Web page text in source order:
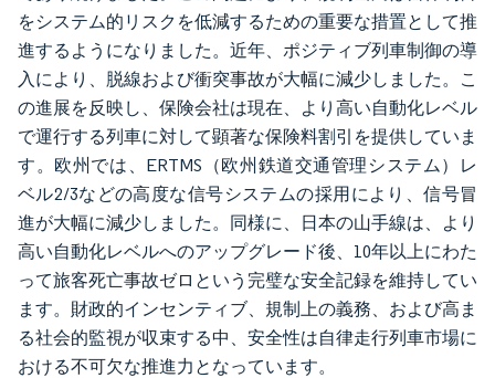
をシステム的リスクを低減するための重要な措置として推
進するようになりました。近年、ポジティブ列車制御の導
入により、脱線および衝突事故が大幅に減少しました。こ
の進展を反映し、保険会社は現在、より高い自動化レベル
で運行する列車に対して顕著な保険料割引を提供していま
す。欧州では、ERTMS（欧州鉄道交通管理システム）レ
ベル2/3などの高度な信号システムの採用により、信号冒
進が大幅に減少しました。同様に、日本の山手線は、より
高い自動化レベルへのアップグレード後、10年以上にわた
って旅客死亡事故ゼロという完璧な安全記録を維持してい
ます。財政的インセンティブ、規制上の義務、および高ま
る社会的監視が収束する中、安全性は自律走行列車市場に
おける不可欠な推進力となっています。